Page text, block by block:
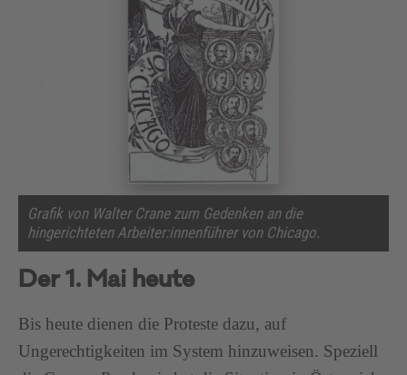
Grafik von Walter Crane zum Gedenken an die
hingerichteten Arbeiter:innenführer von Chicago.
Der 1. Mai heute
Bis heute dienen die Proteste dazu, auf
Ungerechtigkeiten im System hinzuweisen. Speziell